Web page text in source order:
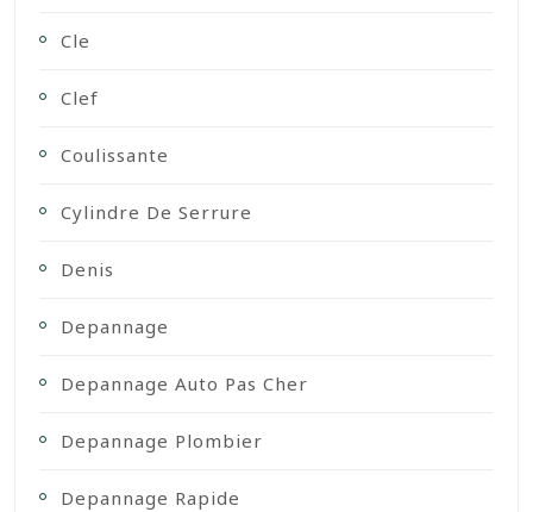
Cle
Clef
Coulissante
Cylindre De Serrure
Denis
Depannage
Depannage Auto Pas Cher
Depannage Plombier
Depannage Rapide